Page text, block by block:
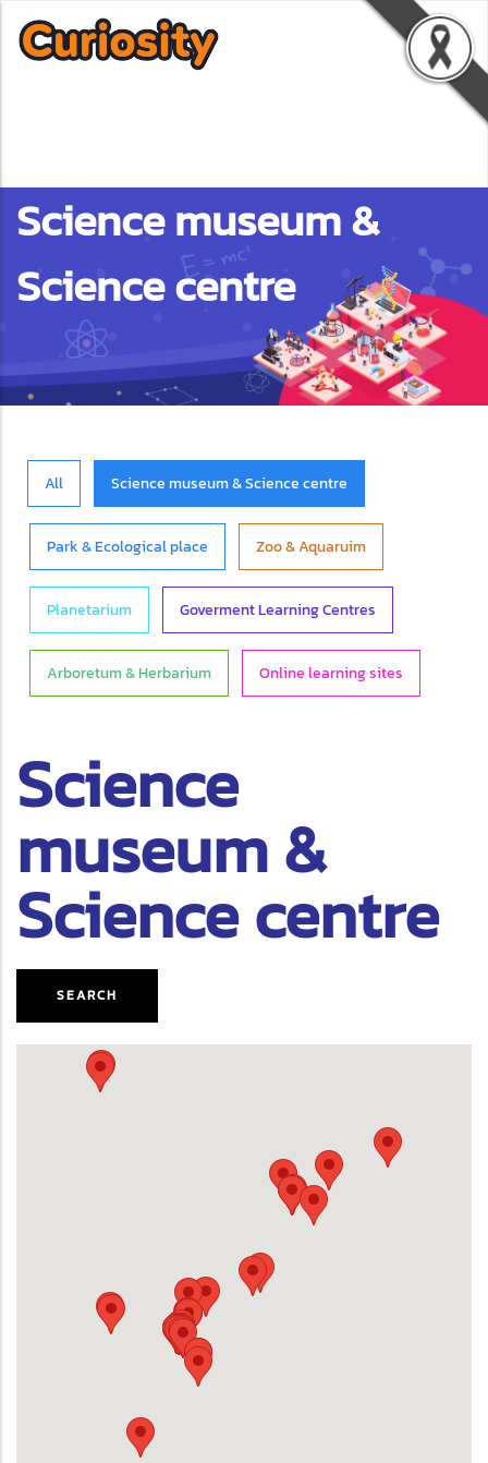
Science museum &
Science centre
All Science museum & Science centre
Park & Ecological place Zoo & Aquaruim
Planetarium Goverment Learning Centres
Arboretum & Herbarium Online learning sites
Science
museum &
Science centre
SEARCH